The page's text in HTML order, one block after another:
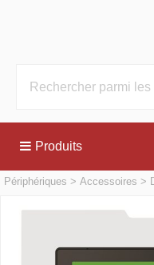
Produits
Périphériques Accessoires